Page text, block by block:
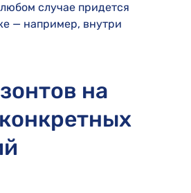
случае придется
— например, внутри
на